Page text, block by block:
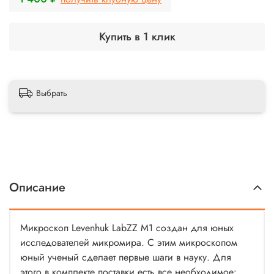
Купить в 1 клик
Выбрать
Описание
Микроскоп Levenhuk LabZZ M1 создан для юных
исследователей микромира. С этим микроскопом
юный ученый сделает первые шаги в науку. Для